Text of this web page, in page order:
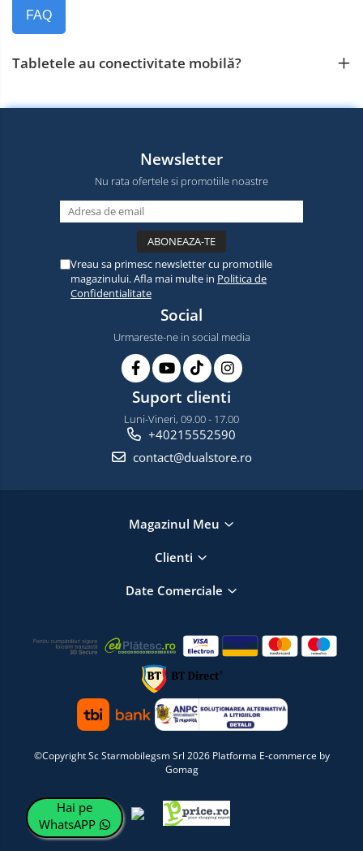
FAQ
Tabletele au conectivitate mobilă?
Newsletter
Nu rata ofertele si promotiile noastre
Vreau sa primesc newsletter cu promotiile
magazinului. Afla mai multe in Politica de
Confidentialitate
Social
Urmareste-ne in social media
Suport clienti
Luni-Vineri, 09.00 - 17.00
+40215552590
contact@dualstore.ro
Magazinul Meu
Clienti
Date Comerciale
©Copyright Sc Starmobilegsm Srl 2026 Platforma E-commerce by
Gomag
Hai pe
WhatsAPP